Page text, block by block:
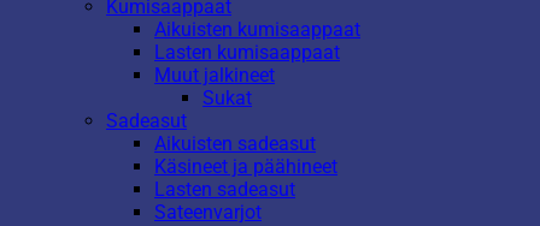
Kumisaappaat
Aikuisten kumisaappaat
Lasten kumisaappaat
Muut jalkineet
Sukat
Sadeasut
Aikuisten sadeasut
Käsineet ja päähineet
Lasten sadeasut
Sateenvarjot